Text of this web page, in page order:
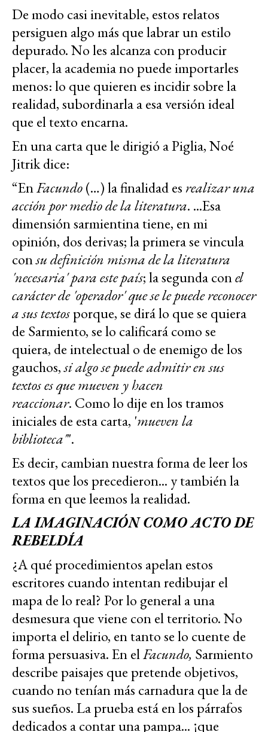
De modo casi inevitable, estos relatos
persiguen algo más que labrar un estilo
depurado. No les alcanza con producir
placer, la academia no puede importarles
menos: lo que quieren es incidir sobre la
realidad, subordinarla a esa versión ideal
que el texto encarna.
En una carta que le dirigió a Piglia, Noé
Jitrik dice:
“EnFacundo(…) la finalidad es realizar una
acción por medio de la literatura. ...Esa
dimensión sarmientina tiene, en mi
opinión, dos derivas; la primera se vincula
consu definición misma de la literatura
'necesaria' para este país; la segunda conel
carácter de 'operador' que se le puede reconocer
a sus textosporque, se dirá lo que se quiera
de Sarmiento, se lo calificará como se
quiera, de intelectual o de enemigo de los
gauchos,si algo se puede admitir en sus
textos es que mueven y hacen
reaccionar. Como lo dije en los tramos
iniciales de esta carta, 'mueven la
biblioteca'".
Es decir, cambian nuestra forma de leer los
textos que los precedieron... y también la
forma en que leemos la realidad.
LA IMAGINACIÓN COMO ACTO DE
REBELDÍA
¿A qué procedimientos apelan estos
escritores cuando intentan redibujar el
mapa de lo real? Por lo general a una
desmesura que viene con el territorio. No
importa el delirio, en tanto se lo cuente de
forma persuasiva. En elFacundo, Sarmiento
describe paisajes que pretende objetivos,
cuando no tenían más carnadura que la de
sus sueños. La prueba está en los párrafos
dedicados a contar una pampa... ¡que